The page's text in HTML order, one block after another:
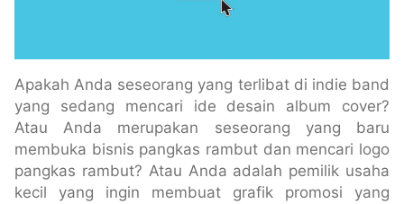
Apakah Anda seseorang yang terlibat di indie band
yang sedang mencari ide desain album cover?
Atau Anda merupakan seseorang yang baru
membuka bisnis pangkas rambut dan mencari logo
pangkas rambut? Atau Anda adalah pemilik usaha
kecil yang ingin membuat grafik promosi yang